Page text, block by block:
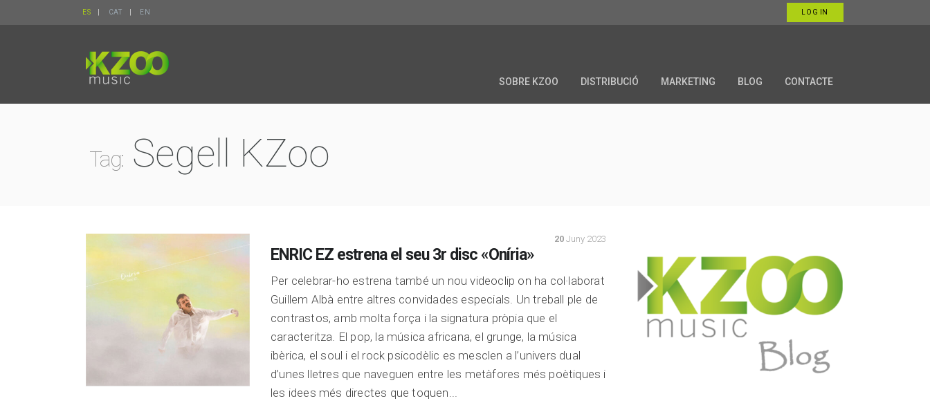
ES CAT EN LOG IN
SOBRE KZOO DISTRIBUCIÓ MARKETING BLOG CONTACTE
Tag: Segell KZoo
20 Juny 2023
ENRIC EZ estrena el seu 3r disc «Oníria»
Per celebrar-ho estrena també un nou videoclip on ha col·laborat
Guillem Albà entre altres convidades especials. Un treball ple de
contrastos, amb molta força i la signatura pròpia que el
caracteritza. El pop, la música africana, el grunge, la música
ibèrica, el soul i el rock psicodèlic es mesclen a l’univers dual
d’unes lletres que naveguen entre les metàfores més poètiques i
les idees més directes que toquen...